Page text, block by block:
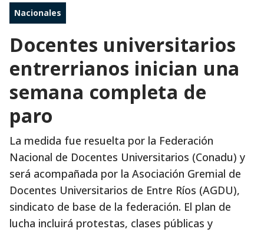
Nacionales
Docentes universitarios
entrerrianos inician una
semana completa de
paro
La medida fue resuelta por la Federación
Nacional de Docentes Universitarios (Conadu) y
será acompañada por la Asociación Gremial de
Docentes Universitarios de Entre Ríos (AGDU),
sindicato de base de la federación. El plan de
lucha incluirá protestas, clases públicas y